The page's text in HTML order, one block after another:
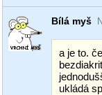
Bílá myš
a je to.
ukládá